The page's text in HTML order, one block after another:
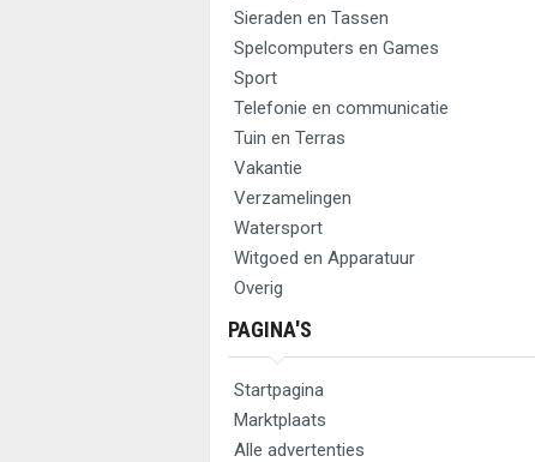
Sieraden en Tassen
Spelcomputers en Games
Sport
Telefonie en communicatie
Tuin en Terras
Vakantie
Verzamelingen
Watersport
Witgoed en Apparatuur
Overig
PAGINA'S
Startpagina
Marktplaats
Alle advertenties